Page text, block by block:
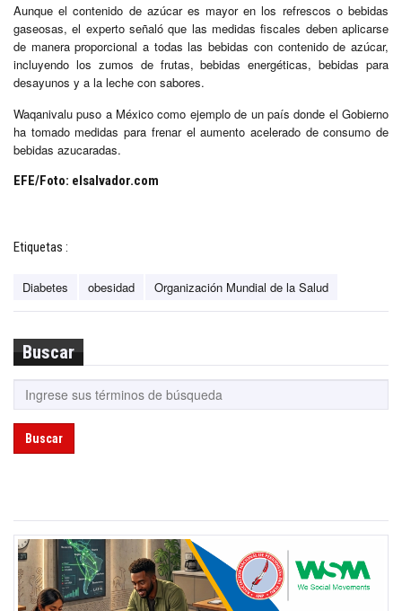
Aunque el contenido de azúcar es mayor en los refrescos o bebidas
gaseosas, el experto señaló que las medidas fiscales deben aplicarse
de manera proporcional a todas las bebidas con contenido de azúcar,
incluyendo los zumos de frutas, bebidas energéticas, bebidas para
desayunos y a la leche con sabores.
Waqanivalu puso a México como ejemplo de un país donde el Gobierno
ha tomado medidas para frenar el aumento acelerado de consumo de
bebidas azucaradas.
EFE/Foto: elsalvador.com
Etiquetas :
Diabetes obesidad Organización Mundial de la Salud
Buscar
Buscar